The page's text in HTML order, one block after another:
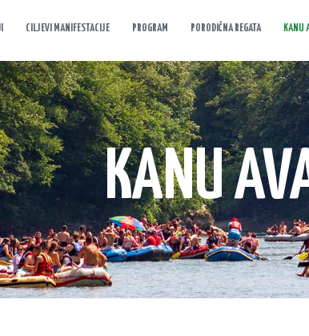
CILJEVI MANIFESTACIJE PROGRAM PORODIČNA REGATA KANU
KANU
Drinska
Gdje nastaje Drina,
CILJEVI
MANIFESTACIJE
PROGRAM
PORODIČNA REGATA
KANU AVANTURA
FOTO GALERIJA